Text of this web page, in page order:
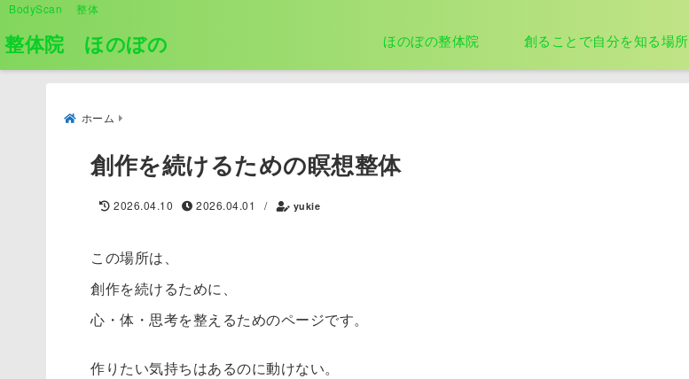
BodyScan 整体
整体院 ほのぼの ほのぼの整体院 創ることで自分を知る場所
ホーム
創作を続けるための瞑想整体
2026.04.10 2026.04.01 / yukie
この場所は、
創作を続けるために、
心・体・思考を整えるためのページです。
作りたい気持ちはあるのに動けない。